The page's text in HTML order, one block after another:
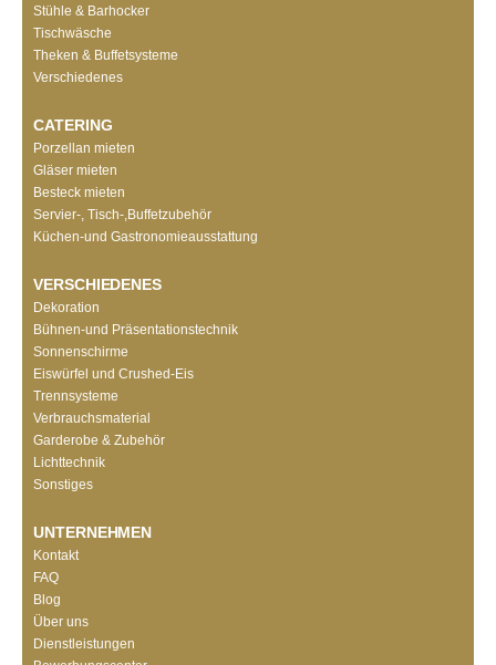
Stühle & Barhocker
Tischwäsche
Theken & Buffetsysteme
Verschiedenes
CATERING
Porzellan mieten
Gläser mieten
Besteck mieten
Servier-, Tisch-,Buffetzubehör
Küchen-und Gastronomieausstattung
VERSCHIEDENES
Dekoration
Bühnen-und Präsentationstechnik
Sonnenschirme
Eiswürfel und Crushed-Eis
Trennsysteme
Verbrauchsmaterial
Garderobe & Zubehör
Lichttechnik
Sonstiges
UNTERNEHMEN
Kontakt
FAQ
Blog
Über uns
Dienstleistungen